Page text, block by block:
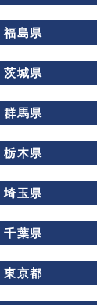
福島県
茨城県
群馬県
栃木県
埼玉県
千葉県
東京都